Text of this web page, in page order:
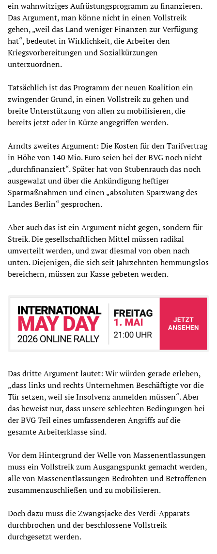
ein wahnwitziges Aufrüstungsprogramm zu finanzieren.
Das Argument, man könne nicht in einen Vollstreik
gehen, „weil das Land weniger Finanzen zur Verfügung
hat“, bedeutet in Wirklichkeit, die Arbeiter den
Kriegsvorbereitungen und Sozialkürzungen
unterzuordnen.
Tatsächlich ist das Programm der neuen Koalition ein
zwingender Grund, in einen Vollstreik zu gehen und
breite Unterstützung von allen zu mobilisieren, die
bereits jetzt oder in Kürze angegriffen werden.
Arndts zweites Argument: Die Kosten für den Tarifvertrag
in Höhe von 140 Mio. Euro seien bei der BVG noch nicht
„durchfinanziert“. Später hat von Stubenrauch das noch
ausgewalzt und über die Ankündigung heftiger
Sparmaßnahmen und einen „absoluten Sparzwang des
Landes Berlin“ gesprochen.
Aber auch das ist ein Argument nicht gegen, sondern für
Streik. Die gesellschaftlichen Mittel müssen radikal
umverteilt werden, und zwar diesmal von oben nach
unten. Diejenigen, die sich seit Jahrzehnten hemmungslos
bereichern, müssen zur Kasse gebeten werden.
Das dritte Argument lautet: Wir würden gerade erleben,
„dass links und rechts Unternehmen Beschäftigte vor die
Tür setzen, weil sie Insolvenz anmelden müssen“. Aber
das beweist nur, dass unsere schlechten Bedingungen bei
der BVG Teil eines umfassenderen Angriffs auf die
gesamte Arbeiterklasse sind.
Vor dem Hintergrund der Welle von Massenentlassungen
muss ein Vollstreik zum Ausgangspunkt gemacht werden,
alle von Massenentlassungen Bedrohten und Betroffenen
zusammenzuschließen und zu mobilisieren.
Doch dazu muss die Zwangsjacke des Verdi-Apparats
durchbrochen und der beschlossene Vollstreik
durchgesetzt werden.